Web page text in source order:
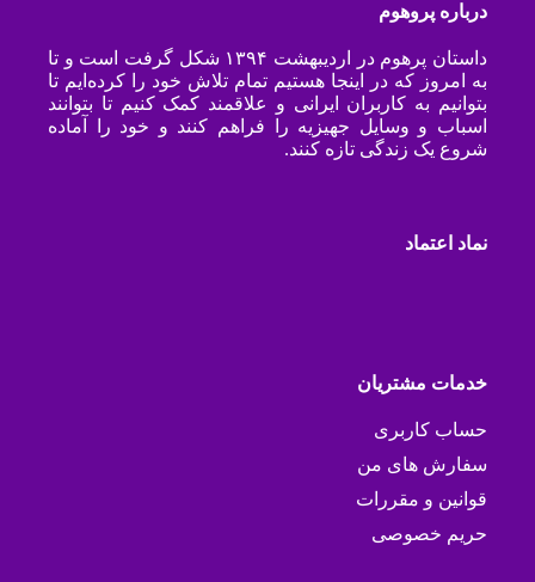
درباره پروهوم
داستان پرهوم در اردیبهشت ۱۳۹۴ شکل گرفت است و تا
به امروز که در اینجا هستیم تمام تلاش خود را کرده‌ایم تا
بتوانیم به کاربران ایرانی و علاقمند کمک کنیم تا بتوانند
اسباب و وسایل جهیزیه را فراهم کنند و خود را آماده
شروع یک زندگی تازه کنند.
نماد اعتماد
خدمات مشتریان
حساب کاربری
سفارش های من
قوانین و مقررات
حریم خصوصی